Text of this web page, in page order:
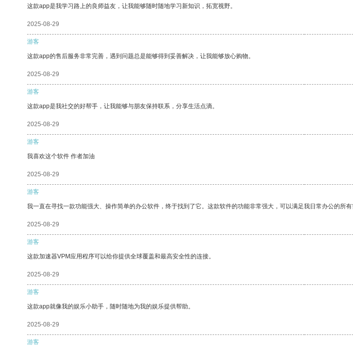
这款app是我学习路上的良师益友，让我能够随时随地学习新知识，拓宽视野。
2025-08-29
游客
这款app的售后服务非常完善，遇到问题总是能够得到妥善解决，让我能够放心购物。
2025-08-29
游客
这款app是我社交的好帮手，让我能够与朋友保持联系，分享生活点滴。
2025-08-29
游客
我喜欢这个软件 作者加油
2025-08-29
游客
我一直在寻找一款功能强大、操作简单的办公软件，终于找到了它。这款软件的功能非常强大，可以满足我日常办公的所
2025-08-29
游客
这款加速器VPM应用程序可以给你提供全球覆盖和最高安全性的连接。
2025-08-29
游客
这款app就像我的娱乐小助手，随时随地为我的娱乐提供帮助。
2025-08-29
游客